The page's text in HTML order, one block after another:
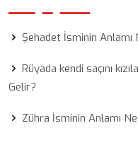
Şehadet İsminin Anlamı
Rüyada kendi saçını
Gelir?
Zühra İsminin Anlamı